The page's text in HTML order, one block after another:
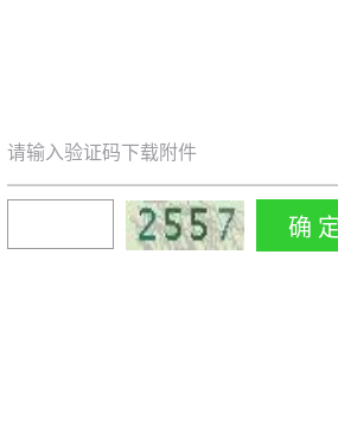
请输入验证码下载附件